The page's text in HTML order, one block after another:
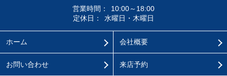
営業時間：
10:00～18:00
定休日：
水曜日・木曜日
ホーム 会社概要
お問い合わせ 来店予約